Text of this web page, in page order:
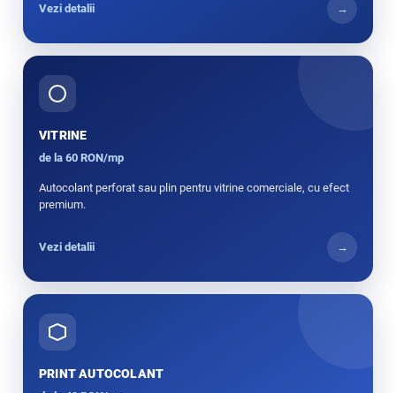
Vezi detalii →
VITRINE
de la 60 RON/mp
Autocolant perforat sau plin pentru vitrine comerciale, cu efect
premium.
Vezi detalii →
PRINT AUTOCOLANT